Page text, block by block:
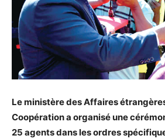
Le ministère des Affaires
Coopération a organisé une
25 agents dans les ordres